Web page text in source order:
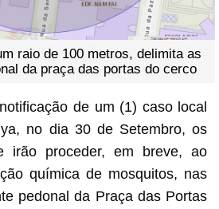
raio de 100 metros, delimita as
da praça das portas do cerco
de um (1) caso local
no dia 30 de Setembro, os
irão proceder, em breve, ao
química de mosquitos, nas
pedonal da Praça das Portas